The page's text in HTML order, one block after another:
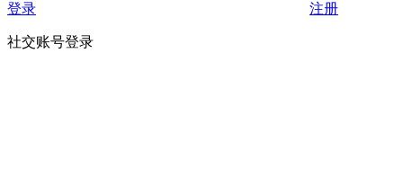
登录 注册
社交账号登录